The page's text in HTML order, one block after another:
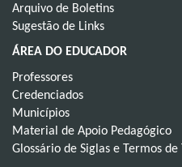
Arquivo de Boletins
Sugestão de Links
ÁREA DO EDUCADOR
Professores
Credenciados
Municípios
Material de Apoio Pedagógico
Glossário de Siglas e Termos de